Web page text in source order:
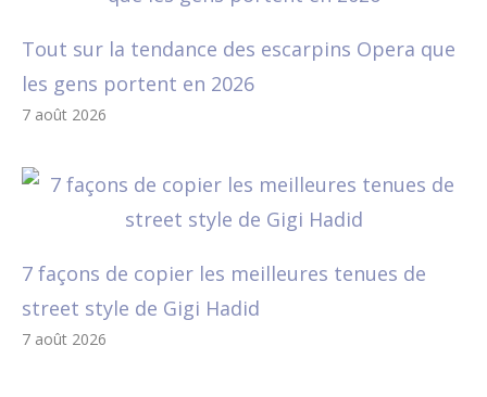
Tout sur la tendance des escarpins Opera que
les gens portent en 2026
7 août 2026
7 façons de copier les meilleures tenues de
street style de Gigi Hadid
7 août 2026